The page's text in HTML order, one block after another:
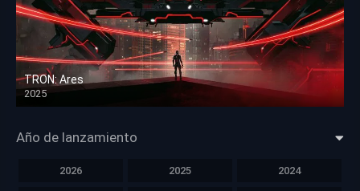
TRON: Ares
2025
HD 1080p
Año de lanzamiento
2026 2025 2024